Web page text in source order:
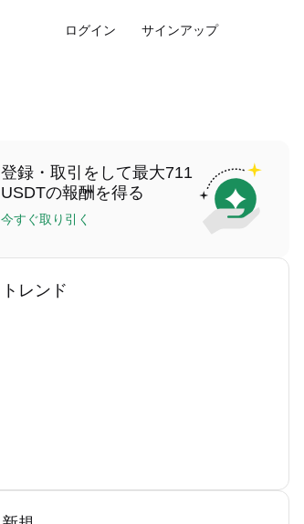
ログイン サインアップ
登録・取引をして最大711
USDTの報酬を得る
今すぐ取り引く
トレンド